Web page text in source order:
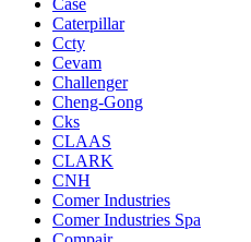
Case
Caterpillar
Ccty
Cevam
Challenger
Cheng-Gong
Cks
CLAAS
CLARK
CNH
Comer Industries
Comer Industries Spa